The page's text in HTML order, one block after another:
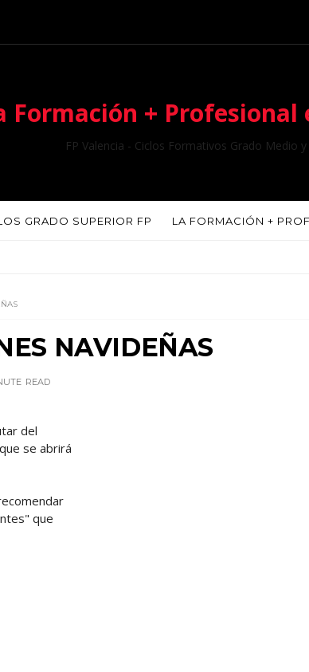
Formación + Profesional
FP Valencia - Ciclos Formativos Grado Medio
GRADO SUPERIOR FP LA FORMACIÓN +
NAVIDEÑAS
READ
del
se abrirá
que